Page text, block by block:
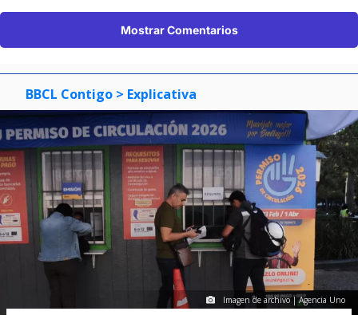
Mostrar Comentarios
BBCL Contigo > Explicativa
Imagen de archivo | Agencia Uno